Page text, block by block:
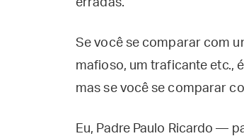
erradas.
Se você se comparar com
mafioso, um traficante etc.,
mas se você se comparar
Eu, Padre Paulo Ricardo —